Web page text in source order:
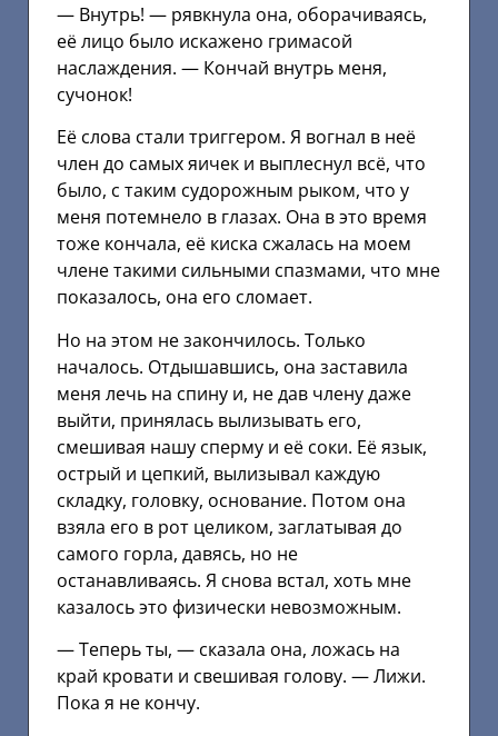
— Внутрь! — рявкнула она, оборачиваясь,
её лицо было искажено гримасой
наслаждения. — Кончай внутрь меня,
сучонок!
Её слова стали триггером. Я вогнал в неё
член до самых яичек и выплеснул всё, что
было, с таким судорожным рыком, что у
меня потемнело в глазах. Она в это время
тоже кончала, её киска сжалась на моем
члене такими сильными спазмами, что мне
показалось, она его сломает.
Но на этом не закончилось. Только
началось. Отдышавшись, она заставила
меня лечь на спину и, не дав члену даже
выйти, принялась вылизывать его,
смешивая нашу сперму и её соки. Её язык,
острый и цепкий, вылизывал каждую
складку, головку, основание. Потом она
взяла его в рот целиком, заглатывая до
самого горла, давясь, но не
останавливаясь. Я снова встал, хоть мне
казалось это физически невозможным.
— Теперь ты, — сказала она, ложась на
край кровати и свешивая голову. — Лижи.
Пока я не кончу.